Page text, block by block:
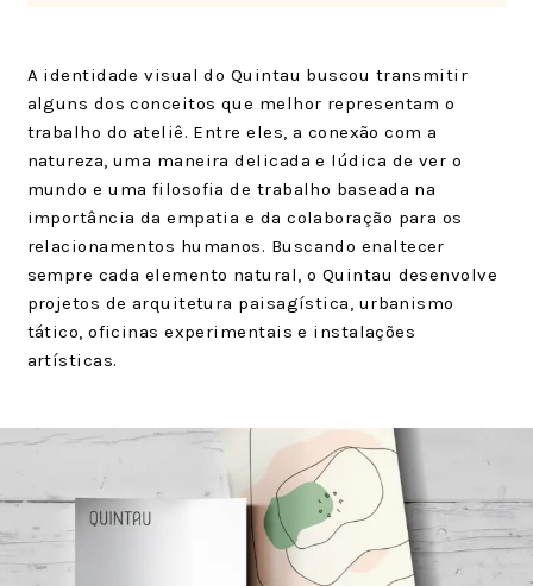
A identidade visual do Quintau buscou transmitir
alguns dos conceitos que melhor representam o
trabalho do ateliê. Entre eles, a conexão com a
natureza, uma maneira delicada e lúdica de ver o
mundo e uma filosofia de trabalho baseada na
importância da empatia e da colaboração para os
relacionamentos humanos. Buscando enaltecer
sempre cada elemento natural, o Quintau desenvolve
projetos de arquitetura paisagística, urbanismo
tático, oficinas experimentais e instalações
artísticas.